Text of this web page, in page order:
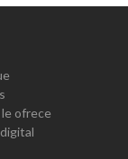
ofrece